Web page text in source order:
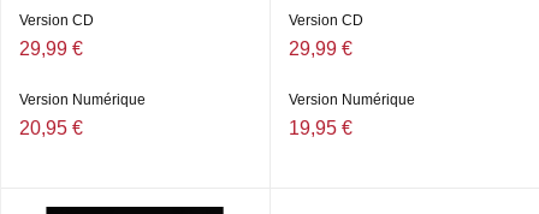
Version CD
29,99 €
Version Numérique
20,95 €
Version CD
29,99 €
Version Numérique
19,95 €